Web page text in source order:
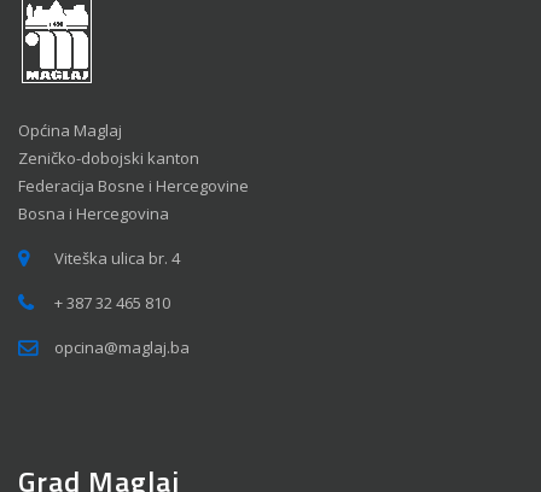
Općina Maglaj
Zeničko-dobojski kanton
Federacija Bosne i Hercegovine
Bosna i Hercegovina
Viteška ulica br. 4
+ 387 32 465 810
opcina@maglaj.ba
Grad Maglaj